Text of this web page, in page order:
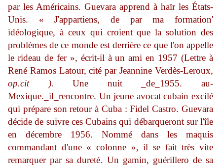
par les Américains. Guevara apprend à haïr les États-
Unis. « J'appartiens, de par ma formation'
idéologique, à ceux qui croient que la solution des
problèmes de ce monde est derrière ce que l'on appelle
le rideau de fer », écrit-il à un ami en 1957 (Lettre à
René Ramos Latour, cité par Jeannine Verdès-Leroux,
op.cit ).
Une nuit _de_1955. au-
Mexique._il_rencontre. Un jeune avocat cubain excilé
qui prépare son retour à Cuba : Fidel Castro. Guevara
décide de suivre ces Cubains qui débarqueront sur l'île
en décembre 1956. Nommé dans les maquis
commandant d'une « colonne », il se fait très vite
remarquer par sa dureté. Un gamin, guérillero de sa